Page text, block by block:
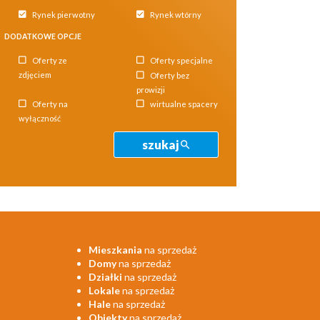
Rynek pierwotny Rynek wtórny
DODATKOWE OPCJE
Oferty ze
zdjęciem
Oferty specjalne
Oferty bez
prowizji
Oferty na
wyłączność
wirtualne spacery
szukaj
Mieszkania na sprzedaż
Domyna sprzedaż
Działki na sprzedaż
Lokalena sprzedaż
Halena sprzedaż
Obiektyna sprzedaż